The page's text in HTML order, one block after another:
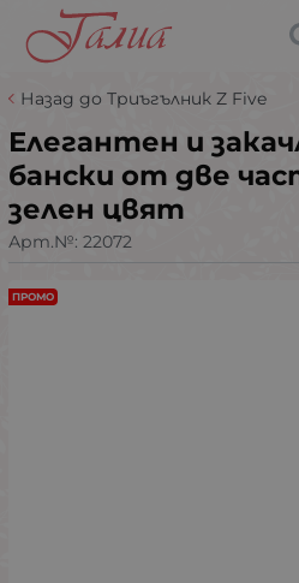
Назад до Триъгълник Z Five
Елегантен и
бански от две
зелен цвят
Арт.№: 22072
ПРОМО